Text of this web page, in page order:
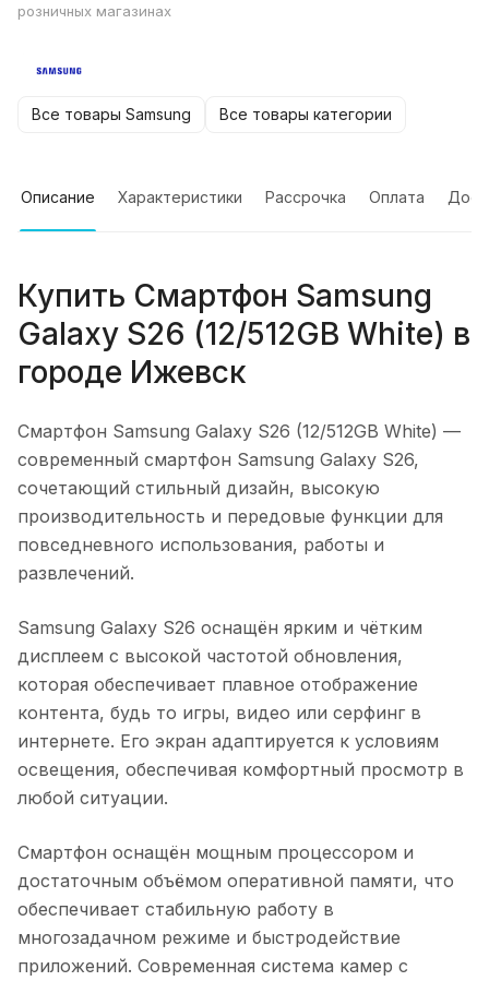
розничных магазинах
Все товары Samsung Все товары категории
Описание Характеристики Рассрочка Оплата
Купить Смартфон Samsung
Galaxy S26 (12/512GB White) в
городе Ижевск
Смартфон Samsung Galaxy S26 (12/512GB White) —
современный смартфон Samsung Galaxy S26,
сочетающий стильный дизайн, высокую
производительность и передовые функции для
повседневного использования, работы и
развлечений.
Samsung Galaxy S26 оснащён ярким и чётким
дисплеем с высокой частотой обновления,
которая обеспечивает плавное отображение
контента, будь то игры, видео или серфинг в
интернете. Его экран адаптируется к условиям
освещения, обеспечивая комфортный просмотр в
любой ситуации.
Смартфон оснащён мощным процессором и
достаточным объёмом оперативной памяти, что
обеспечивает стабильную работу в
многозадачном режиме и быстродействие
приложений. Современная система камер с